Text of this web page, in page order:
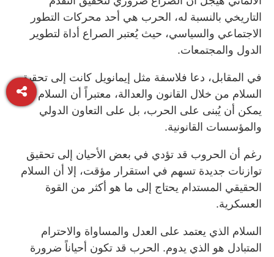
التاريخي بالنسبة له، الحرب هي أحد محركات التطور
الاجتماعي والسياسي، حيث يُعتبر الصراع أداة لتطوير
الدول والمجتمعات.
في المقابل، دعا فلاسفة مثل إيمانويل كانت إلى تحقيق
السلام من خلال القانون والعدالة، معتبراً أن السلام لا
يمكن أن يُبنى على الحرب، بل على التعاون الدولي
والمؤسسات القانونية.
رغم أن الحروب قد تؤدي في بعض الأحيان إلى تحقيق
توازنات جديدة تسهم في استقرار مؤقت، إلا أن السلام
الحقيقي المستدام يحتاج إلى ما هو أكثر من القوة
العسكرية.
السلام الذي يعتمد على العدل والمساواة والاحترام
المتبادل هو الذي يدوم. الحرب قد تكون أحياناً ضرورة